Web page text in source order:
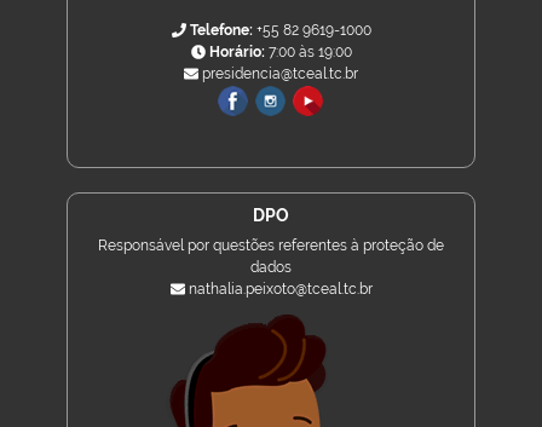
Telefone:+55 82 9619-1000
Horário:7:00 às 19:00
presidencia@tceal.tc.br
DPO
Responsável por questões referentes à proteção de
dados
nathalia.peixoto@tceal.tc.br